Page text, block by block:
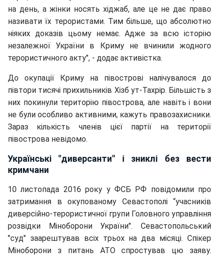
на день, а жінки носять хіджаб, але це не дає право
називати їх терористами. Тим більше, що абсолютно
ніяких доказів цьому немає. Адже за всю історію
незалежної України в Криму не вчинили жодного
терористичного акту", - додає активістка.
До окупації Криму на півострові налічувалося до
півтори тисячі прихильників Хізб ут-Тахрір. Більшість з
них покинули територію півострова, але навіть і вони
не були особливо активними, кажуть правозахисники.
Зараз кількість членів цієї партії на території
півострова невідомо.
Українські "диверсанти" і зниклі без вести
кримчани
10 листопада 2016 року у ФСБ РФ повідомили про
затримання в окупованому Севастополі “учасників
диверсійно-терористичної групи Головного управління
розвідки Міноборони України". Севастопольський
"суд" заарештував всіх трьох на два місяці. Спікер
Міноборони з питань АТО спростував цю заяву.